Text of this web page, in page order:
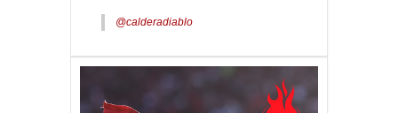
@calderadiablo